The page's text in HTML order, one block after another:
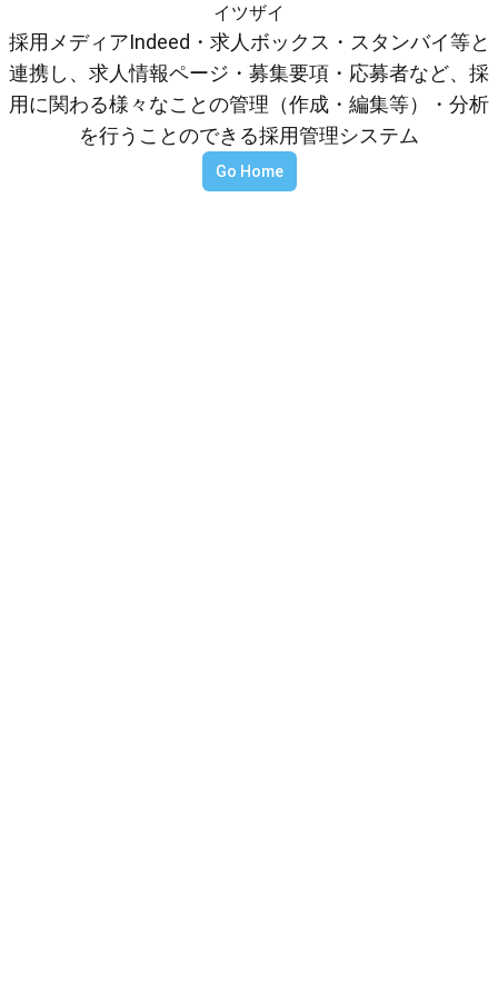
イツザイ
採用メディアIndeed・求人ボックス・スタンバイ等と
連携し、求人情報ページ・募集要項・応募者など、採
用に関わる様々なことの管理（作成・編集等）・分析
を行うことのできる採用管理システム
Go Home